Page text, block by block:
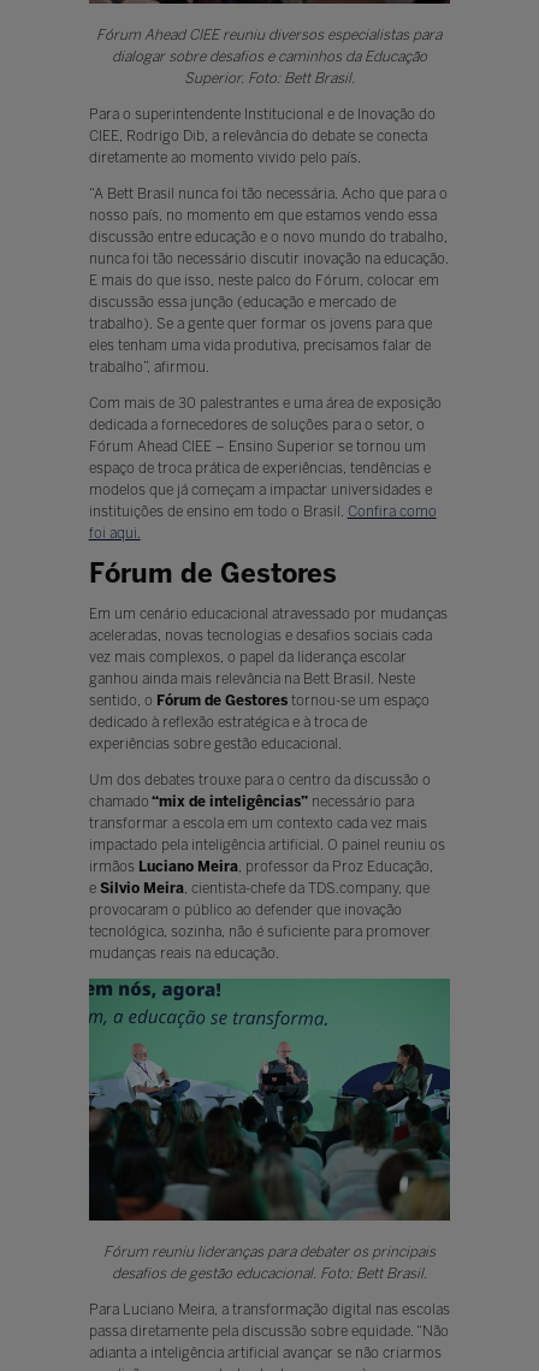
Fórum Ahead CIEE reuniu diversos especialistas para
dialogar sobre desafios e caminhos da Educação
Superior. Foto: Bett Brasil.
Para o superintendente Institucional e de Inovação do
CIEE, Rodrigo Dib, a relevância do debate se conecta
diretamente ao momento vivido pelo país.
“A Bett Brasil nunca foi tão necessária. Acho que para o
nosso país, no momento em que estamos vendo essa
discussão entre educação e o novo mundo do trabalho,
nunca foi tão necessário discutir inovação na educação.
E mais do que isso, neste palco do Fórum, colocar em
discussão essa junção (educação e mercado de
trabalho). Se a gente quer formar os jovens para que
eles tenham uma vida produtiva, precisamos falar de
trabalho”, afirmou.
Com mais de 30 palestrantes e uma área de exposição
dedicada a fornecedores de soluções para o setor, o
Fórum Ahead CIEE – Ensino Superior se tornou um
espaço de troca prática de experiências, tendências e
modelos que já começam a impactar universidades e
instituições de ensino em todo o Brasil. Confira como
foi aqui.
Fórum de Gestores
Em um cenário educacional atravessado por mudanças
aceleradas, novas tecnologias e desafios sociais cada
vez mais complexos, o papel da liderança escolar
ganhou ainda mais relevância na Bett Brasil. Neste
sentido, o Fórum de Gestorestornou-se um espaço
dedicado à reflexão estratégica e à troca de
experiências sobre gestão educacional.
Um dos debates trouxe para o centro da discussão o
chamado “mix de inteligências”necessário para
transformar a escola em um contexto cada vez mais
impactado pela inteligência artificial. O painel reuniu os
irmãosLuciano Meira, professor da Proz Educação,
e Silvio Meira, cientista-chefe da TDS.company, que
provocaram o público ao defender que inovação
tecnológica, sozinha, não é suficiente para promover
mudanças reais na educação.
Fórum reuniu lideranças para debater os principais
desafios de gestão educacional. Foto: Bett Brasil.
Para Luciano Meira, a transformação digital nas escolas
passa diretamente pela discussão sobre equidade. “Não
adianta a inteligência artificial avançar se não criarmos